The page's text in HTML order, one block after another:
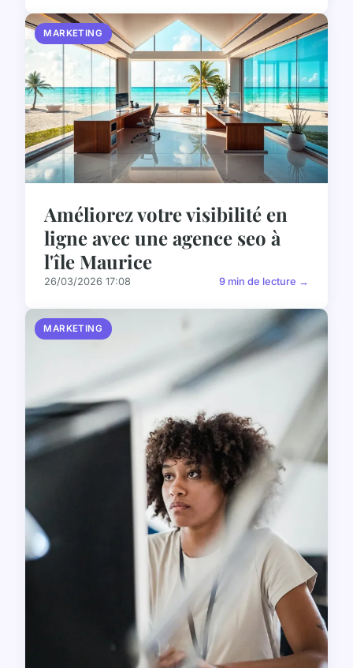
MARKETING
Améliorez votre visibilité en
ligne avec une agence seo à
l'île Maurice
26/03/2026 17:08 9 min de lecture →
MARKETING